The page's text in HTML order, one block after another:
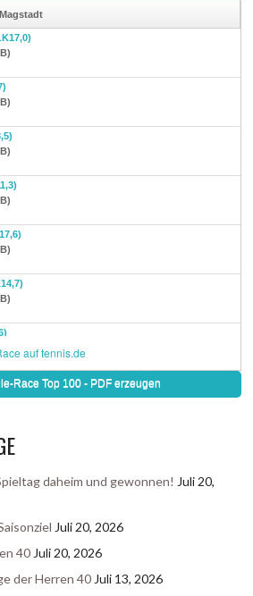
daheim und gewonnen! Juli 20,
Juli 20, 2026
40 Juli 20, 2026
der Herren 40Juli 13, 2026